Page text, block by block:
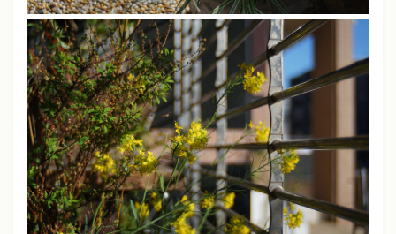
JPEG撮りっぱなし
ライカM11、M10-P、M240、SL
シャープネス 中
コントラスト 中